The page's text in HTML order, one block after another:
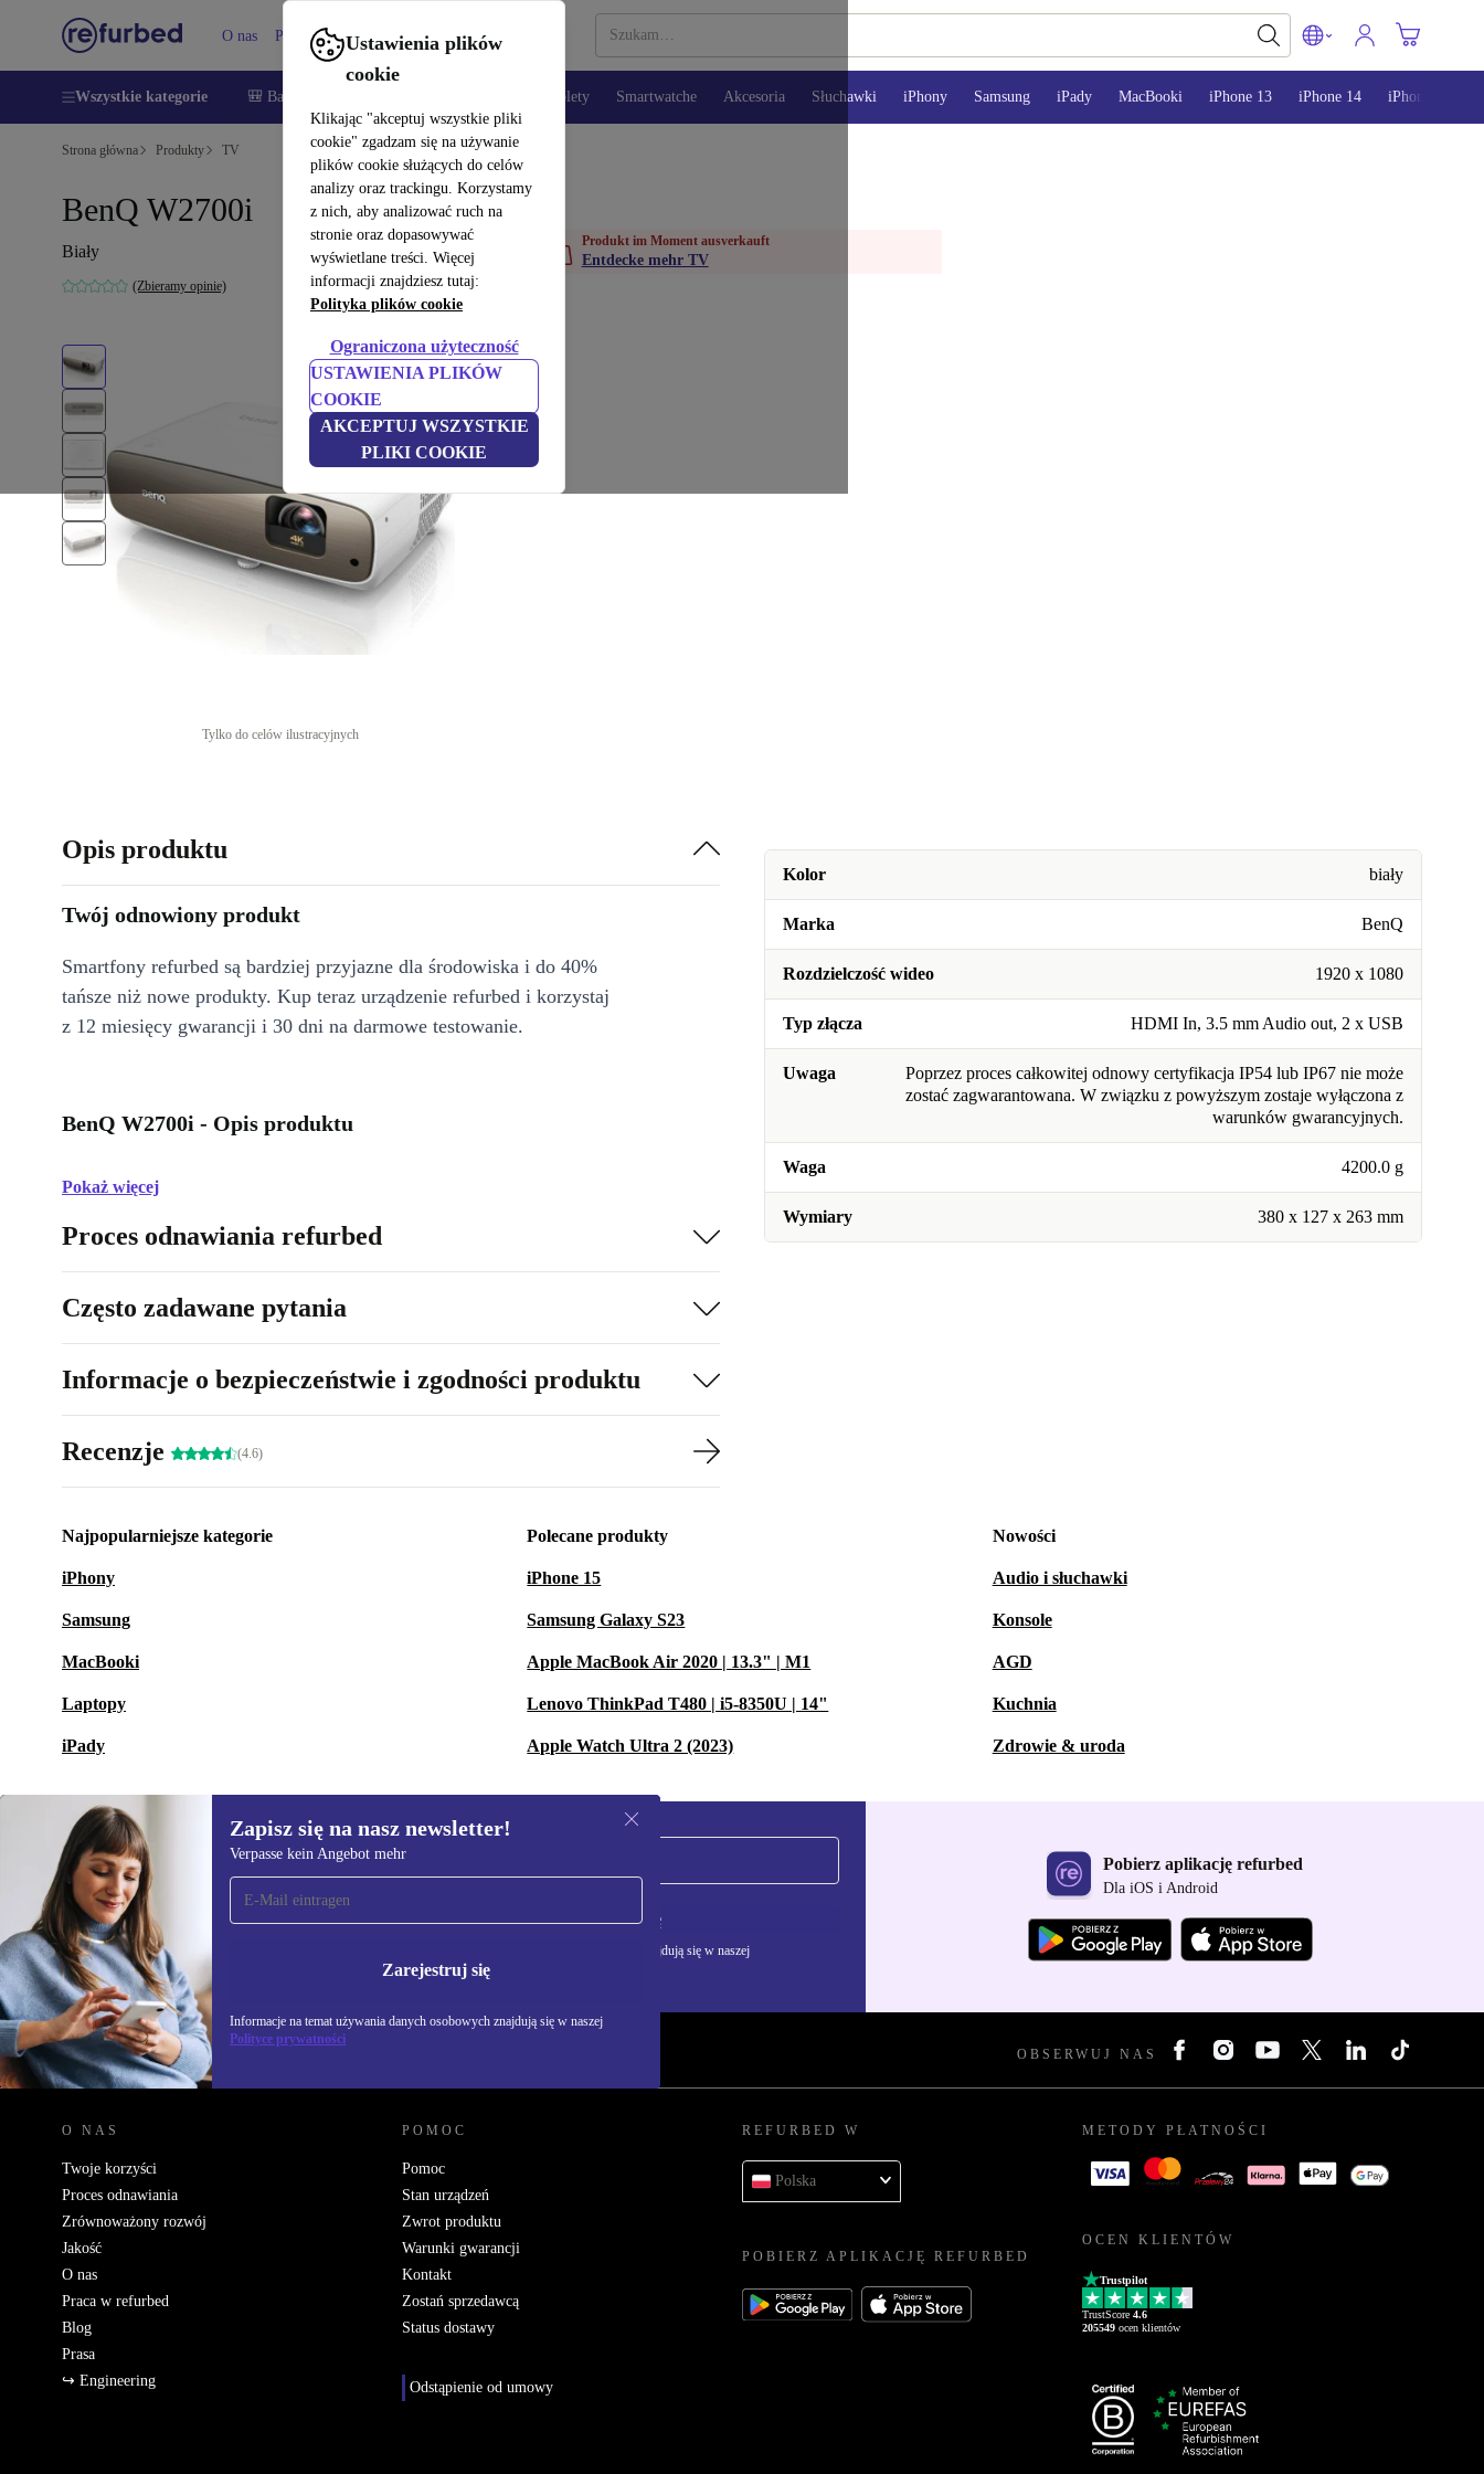
Ustawienia plików
cookie
Klikając "akceptuj wszystkie pliki
cookie" zgadzam się na używanie
plików cookie służących do celów
analizy oraz trackingu. Korzystamy
z nich, aby analizować ruch na
stronie oraz dopasowywać
wyświetlane treści. Więcej
informacji znajdziesz tutaj:
Polityka plików cookie
Ograniczona użyteczność
USTAWIENIA PLIKÓW
COOKIE
AKCEPTUJ WSZYSTKIE
PLIKI COOKIE
O nas Pomoc
Wszystkie kategorie 🎒 Back to school Tablety Smartwatche Akcesoria Słuchawki iPhony Samsung iPady MacBooki iPhone 13 iPhone 14 iPhone 15
Strona główna Produkty TV
BenQ W2700i
Biały
(Zbieramy opinie)
Tylko do celów ilustracyjnych
Produkt im Moment ausverkauft
Entdecke mehr TV
Kolor biały
Marka BenQ
Rozdzielczość wideo 1920 x 1080
Typ złącza HDMI In, 3.5 mm Audio out, 2 x USB
Uwaga
Poprzez proces całkowitej odnowy certyfikacja IP54 lub IP67 nie może
zostać zagwarantowana. W związku z powyższym zostaje wyłączona z
warunków gwarancyjnych.
Waga 4200.0 g
Wymiary 380 x 127 x 263 mm
Opis produktu
Twój odnowiony produkt
Smartfony refurbed są bardziej przyjazne dla środowiska i do 40%
tańsze niż nowe produkty. Kup teraz urządzenie refurbed i korzystaj
z 12 miesięcy gwarancji i 30 dni na darmowe testowanie.
BenQ W2700i - Opis produktu
Pokaż więcej
Proces odnawiania refurbed
Często zadawane pytania
Informacje o bezpieczeństwie i zgodności produktu
Recenzje (4.6)
Najpopularniejsze kategorie
iPhony
Samsung
MacBooki
Laptopy
iPady
Polecane produkty
iPhone 15
Samsung Galaxy S23
Apple MacBook Air 2020 | 13.3" | M1
Lenovo ThinkPad T480 | i5-8350U | 14"
Apple Watch Ultra 2 (2023)
Nowości
Audio i słuchawki
Konsole
AGD
Kuchnia
Zdrowie & uroda
Zapisz się na nasz newsletter!
Verpasse kein Angebot mehr
Zarejestruj się
Informacje na temat używania danych osobowych znajdują się w naszej
Polityce prywatności
Zapisz się na nasz
newsletter!
Nie przegap żadnej oferty.
Zarejestruj się
Informacje na temat używania danych osobowych znajdują się w naszej
Polityce prywatności
Pobierz aplikację refurbed
Dla iOS i Android
REFURBED POLSKA - RETHINK NEW. OBSERWUJ NAS
O NAS
Twoje korzyści
Proces odnawiania
Zrównoważony rozwój
Jakość
O nas
Praca w refurbed
Blog
Prasa
↪ Engineering
POMOC
Pomoc
Stan urządzeń
Zwrot produktu
Warunki gwarancji
Kontakt
Zostań sprzedawcą
Status dostawy
Odstąpienie od umowy
REFURBED W
Polska
POBIERZ APLIKACJĘ REFURBED
METODY PŁATNOŚCI
OCEN KLIENTÓW
Trustpilot
TrustScore 4.6
205549 ocen klientów